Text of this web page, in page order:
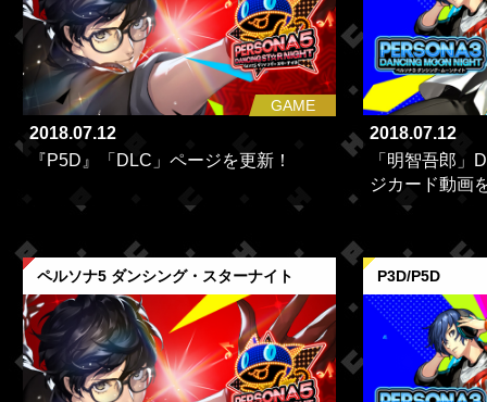
GAME
2018.07.12
『P5D』「DLC」ページを更新！
2018.07.12
「明智吾郎」
ジカード動画
ペルソナ5 ダンシング・スターナイト P3D/P5D